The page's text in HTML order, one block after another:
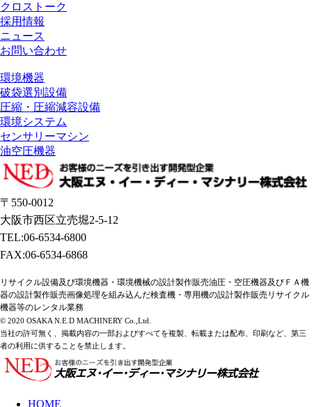
クロストーク
採用情報
ニュース
お問い合わせ
環境機器
破袋選別設備
圧縮・圧縮減容設備
環境システム
センサリーマシン
油空圧機器
〒550-0012
大阪市西区立売堀2-5-12
TEL:06-6534-6800
FAX:06-6534-6868
リサイクル設備及び環境機器・環境機械の設計製作販売油圧・空圧機器及びＦＡ機
器の設計製作販売画像処理を組み込んだ検査機・専用機の設計製作販売リサイクル
機器等のレンタル業務
© 2020 OSAKA N.E.D MACHINERY Co.,Ltd.
当社の許可無く、掲載内容の一部およびすべてを複製、転載または配布、印刷など、第三
者の利用に供することを禁止します。
HOME